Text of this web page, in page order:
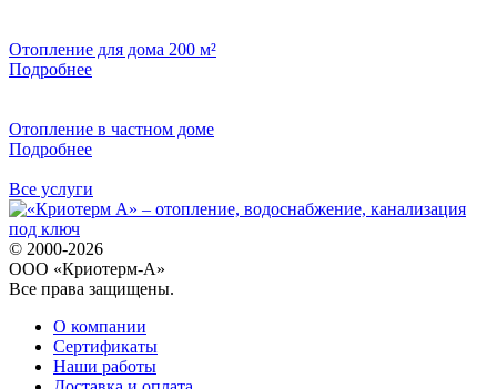
Отопление для дома 200 м²
Подробнее
Отопление в частном доме
Подробнее
Все услуги
© 2000-2026
ООО «Криотерм-А»
Все права защищены.
О компании
Сертификаты
Наши работы